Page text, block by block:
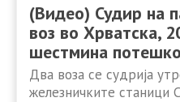
(Видео) Судир на
воз во Хрватска,
шестмина потешко
Два воза се судрија
железничките станици